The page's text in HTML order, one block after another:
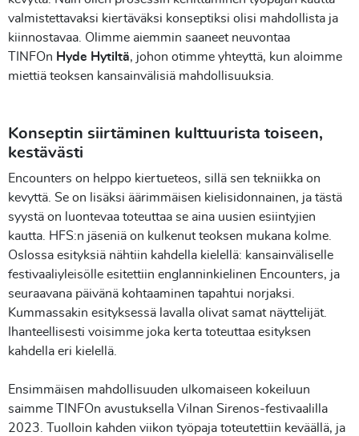
valmistettavaksi kiertäväksi konseptiksi olisi mahdollista ja
kiinnostavaa. Olimme aiemmin saaneet neuvontaa
TINFOn Hyde Hytiltä, johon otimme yhteyttä, kun aloimme
miettiä teoksen kansainvälisiä mahdollisuuksia.
Konseptin siirtäminen kulttuurista toiseen,
kestävästi
Encounters on helppo kiertueteos, sillä sen tekniikka on
kevyttä. Se on lisäksi äärimmäisen kielisidonnainen, ja tästä
syystä on luontevaa toteuttaa se aina uusien esiintyjien
kautta. HFS:n jäseniä on kulkenut teoksen mukana kolme.
Oslossa esityksiä nähtiin kahdella kielellä: kansainväliselle
festivaaliyleisölle esitettiin englanninkielinen Encounters, ja
seuraavana päivänä kohtaaminen tapahtui norjaksi.
Kummassakin esityksessä lavalla olivat samat näyttelijät.
Ihanteellisesti voisimme joka kerta toteuttaa esityksen
kahdella eri kielellä.
Ensimmäisen mahdollisuuden ulkomaiseen kokeiluun
saimme TINFOn avustuksella Vilnan Sirenos-festivaalilla
2023. Tuolloin kahden viikon työpaja toteutettiin keväällä, ja